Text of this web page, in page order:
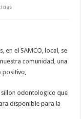
en el SAMCO, local, se
comunidad, una
positivo,
sillon odontologico que
disponible para la